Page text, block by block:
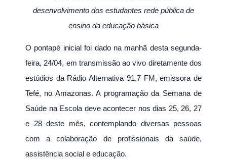
desenvolvimento dos estudantes rede pública de
ensino da educação básica
O pontapé inicial foi dado na manhã desta segunda-
feira, 24/04, em transmissão ao vivo diretamente dos
estúdios da Rádio Alternativa 91,7 FM, emissora de
Tefé, no Amazonas. A programação da Semana de
Saúde na Escola deve acontecer nos dias 25, 26, 27
e 28 deste mês, contemplando diversas pessoas
com a colaboração de profissionais da saúde,
assistência social e educação.